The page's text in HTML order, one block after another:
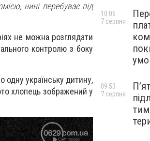
нині перебуває під
не можна розглядати
контролю з боку
українську дитину,
хлопець зображений у
10:06
7 серпня
09:53
7 серпня